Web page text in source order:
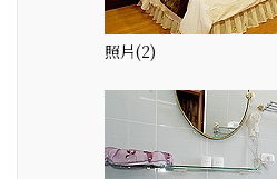
照片(2)